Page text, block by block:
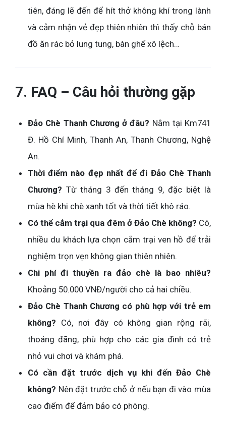
tiên, đáng lẽ đến để hít thở không khí trong lành
và cảm nhận vẻ đẹp thiên nhiên thì thấy chỗ bán
đồ ăn rác bỏ lung tung, bàn ghế xô lệch…
7. FAQ – Câu hỏi thường gặp
Đảo Chè Thanh Chương ở đâu? Nằm tại Km741
Đ. Hồ Chí Minh, Thanh An, Thanh Chương, Nghệ
An.
Thời điểm nào đẹp nhất để đi Đảo Chè Thanh
Chương? Từ tháng 3 đến tháng 9, đặc biệt là
mùa hè khi chè xanh tốt và thời tiết khô ráo.
Có thể cắm trại qua đêm ở Đảo Chè không? Có,
nhiều du khách lựa chọn cắm trại ven hồ để trải
nghiệm trọn vẹn không gian thiên nhiên.
Chi phí đi thuyền ra đảo chè là bao nhiêu?
Khoảng 50.000 VNĐ/người cho cả hai chiều.
Đảo Chè Thanh Chương có phù hợp với trẻ em
không? Có, nơi đây có không gian rộng rãi,
thoáng đãng, phù hợp cho các gia đình có trẻ
nhỏ vui chơi và khám phá.
Có cần đặt trước dịch vụ khi đến Đảo Chè
không? Nên đặt trước chỗ ở nếu bạn đi vào mùa
cao điểm để đảm bảo có phòng.